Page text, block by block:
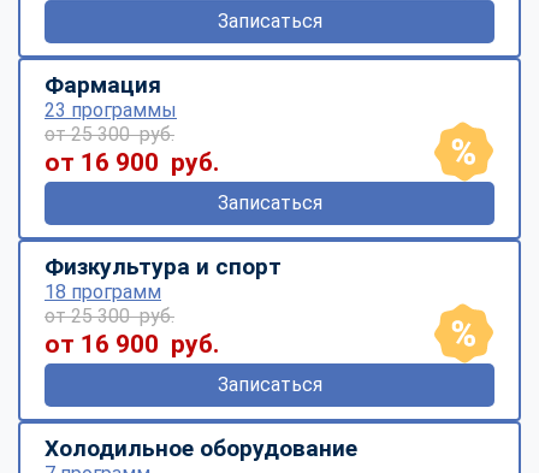
Записаться
Фармация
23 программы
от 25 300 руб.
от 16 900 руб.
Записаться
Физкультура и спорт
18 программ
от 25 300 руб.
от 16 900 руб.
Записаться
Холодильное оборудование